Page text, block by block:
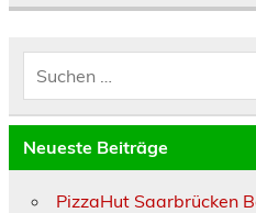
Neueste Beiträge
PizzaHut Saarbrücken